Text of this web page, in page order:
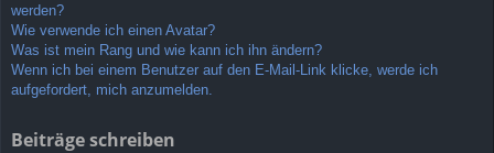
werden?
Wie verwende ich einen Avatar?
Was ist mein Rang und wie kann ich ihn ändern?
Wenn ich bei einem Benutzer auf den E-Mail-Link klicke, werde ich
aufgefordert, mich anzumelden.
Beiträge schreiben